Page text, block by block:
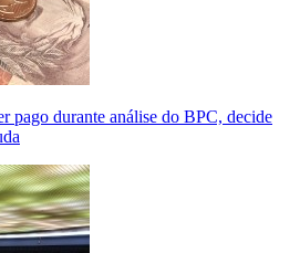
pago durante análise do BPC, decide